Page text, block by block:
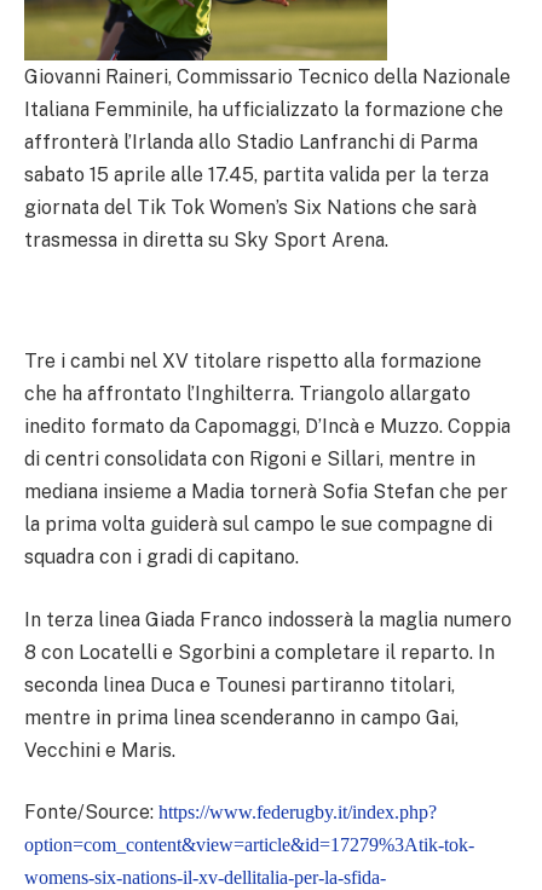
Giovanni Raineri, Commissario Tecnico della Nazionale
Italiana Femminile, ha ufficializzato la formazione che
affronterà l’Irlanda allo Stadio Lanfranchi di Parma
sabato 15 aprile alle 17.45, partita valida per la terza
giornata del Tik Tok Women’s Six Nations che sarà
trasmessa in diretta su Sky Sport Arena.
Tre i cambi nel XV titolare rispetto alla formazione
che ha affrontato l’Inghilterra. Triangolo allargato
inedito formato da Capomaggi, D’Incà e Muzzo. Coppia
di centri consolidata con Rigoni e Sillari, mentre in
mediana insieme a Madia tornerà Sofia Stefan che per
la prima volta guiderà sul campo le sue compagne di
squadra con i gradi di capitano.
In terza linea Giada Franco indosserà la maglia numero
8 con Locatelli e Sgorbini a completare il reparto. In
seconda linea Duca e Tounesi partiranno titolari,
mentre in prima linea scenderanno in campo Gai,
Vecchini e Maris.
Fonte/Source: https://www.federugby.it/index.php?
option=com_content&view=article&id=17279%3Atik-tok-
womens-six-nations-il-xv-dellitalia-per-la-sfida-